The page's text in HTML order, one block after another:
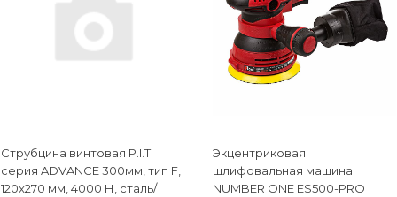
Струбцина винтовая P.I.T.
cерия ADVANCE 300мм, тип F,
120x270 мм, 4000 Н, сталь/
Экцентриковая
шлифовальная машина
NUMBER ONE ES500-PRO